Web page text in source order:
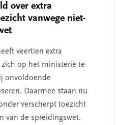
over extra
vanwege niet-
veertien extra
op het ministerie te
onvoldoende
Daarmee staan nu
verscherpt toezicht
van de spreidingswet.